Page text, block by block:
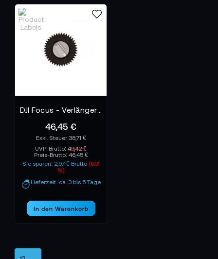
46,45 €
38,71 €
UVP-Brutto:49,42 €
Preis-Brutto: 46,45 €
Sie sparen: 2,97 € Brutto (6.01
%)
Lieferzeit: ca. 3 bis 5 Tage
In den Warenkorb